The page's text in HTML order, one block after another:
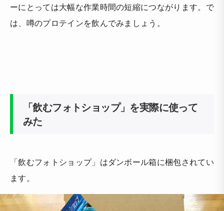
ーにとっては大幅な作業時間の短縮につながります。で
は、噂のプロテインを飲んでみましょう。
「飲むフォトショップ」を実際に使って
みた
「飲むフォトショップ」はダンボール箱に梱包されてい
ます。